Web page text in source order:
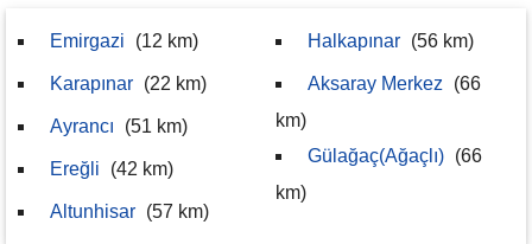
Emirgazi (12 km)
Karapınar (22 km)
Ayrancı (51 km)
Ereğli (42 km)
Altunhisar (57 km)
Halkapınar (56 km)
Aksaray Merkez
(66
km)
Gülağaç(Ağaçlı) (66
km)